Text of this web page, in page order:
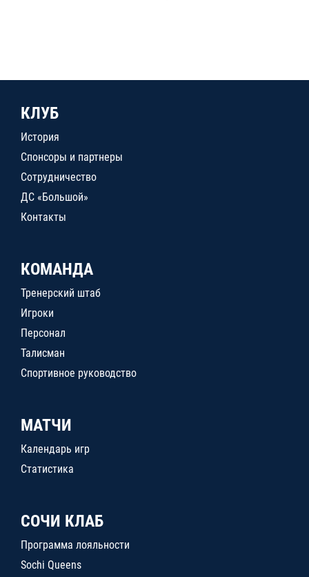
КЛУБ
История
Спонсоры и партнеры
Сотрудничество
ДС «Большой»
Контакты
КОМАНДА
Тренерский штаб
Игроки
Персонал
Талисман
Спортивное руководство
МАТЧИ
Календарь игр
Статистика
СОЧИ КЛАБ
Программа лояльности
Sochi Queens